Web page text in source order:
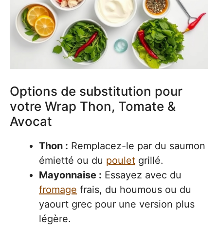
Options de substitution pour
votre Wrap Thon, Tomate &
Avocat
Thon : Remplacez-le par du saumon
émietté ou du poulet grillé.
Mayonnaise : Essayez avec du
fromage frais, du houmous ou du
yaourt grec pour une version plus
légère.